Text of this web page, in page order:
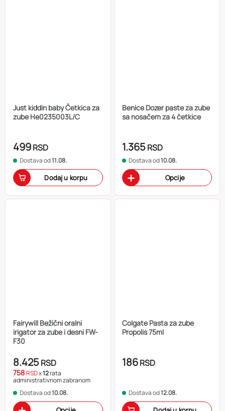
Just kiddin baby Četkica za
zube He0235003L/C
499RSD
Dostava od11.08.
Dodaj u korpu
Benice Dozer paste za zube
sa nosačem za 4 četkice
1.365RSD
Dostava od10.08.
Opcije
Fairywill Bežični oralni
irigator za zube i desni FW-
F30
8.425RSD
758RSDx12rata
administrativnom zabranom
Dostava od10.08.
Colgate Pasta za zube
Propolis 75ml
186RSD
Dostava od12.08.